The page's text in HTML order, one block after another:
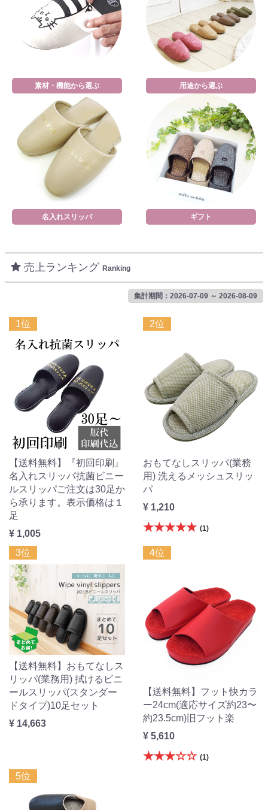
素材・機能から選ぶ 用途から選ぶ
名入れスリッパ ギフト
売上ランキング Ranking
集計期間：2026-07-09 ～ 2026-08-09
1位
【送料無料】『初回印刷』
名入れスリッパ抗菌ビニー
ルスリッパご注文は30足か
ら承ります。表示価格は１
足
¥ 1,005
2位
おもてなしスリッパ(業務
用) 洗えるメッシュスリッ
パ
¥ 1,210
★★★★★ (1)
3位
【送料無料】おもてなしス
リッパ(業務用) 拭けるビニ
ールスリッパ(スタンダー
ドタイプ)10足セット
¥ 14,663
4位
【送料無料】フット快カラ
ー24cm(適応サイズ約23〜
約23.5cm)旧フット楽
¥ 5,610
★★★☆☆ (1)
5位